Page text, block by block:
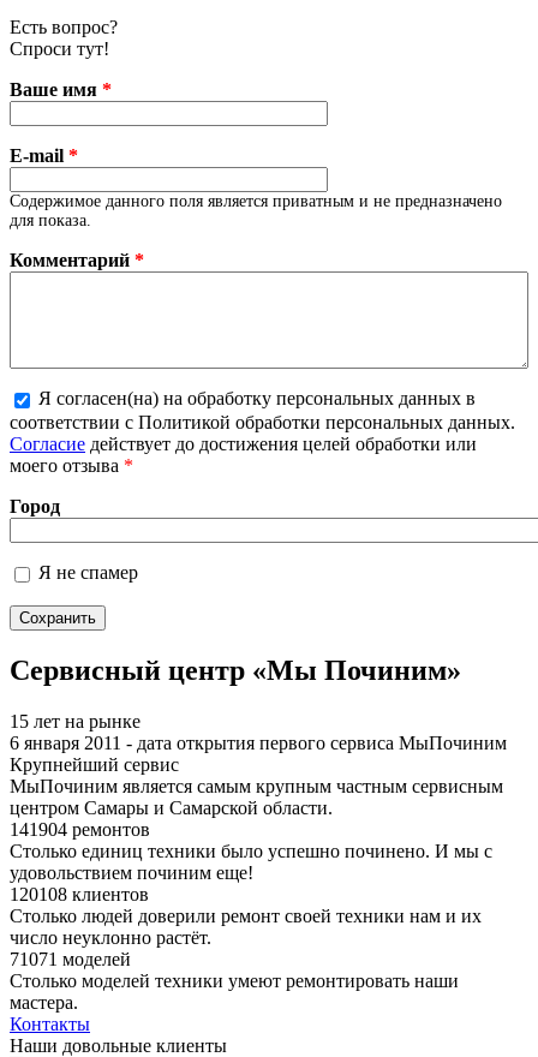
Есть вопрос?
Спроси тут!
Ваше имя *
E-mail *
Содержимое данного поля является приватным и не предназначено
для показа.
Комментарий *
Более подробная информация о текстовых
форматах
Я согласен(на) на обработку персональных данных в
соответствии с Политикой обработки персональных данных.
Согласие действует до достижения целей обработки или
моего отзыва *
Город
Я не спамер
Я спамер
Сервисный центр «Мы Починим»
15 лет на рынке
6 января 2011 - дата открытия первого сервиса МыПочиним
Крупнейший сервис
МыПочиним является самым крупным частным сервисным
центром Самары и Самарской области.
141904 ремонтов
Столько единиц техники было успешно починено. И мы с
удовольствием починим еще!
120108 клиентов
Столько людей доверили ремонт своей техники нам и их
число неуклонно растёт.
71071 моделей
Столько моделей техники умеют ремонтировать наши
мастера.
Контакты
Наши довольные клиенты